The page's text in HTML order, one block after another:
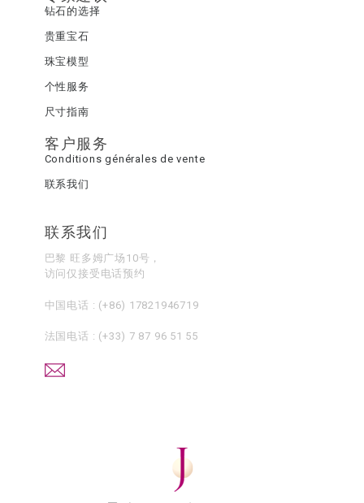
钻石的选择
贵重宝石
珠宝模型
个性服务
尺寸指南
客户服务
Conditions générales de vente
联系我们
联系我们
巴黎 旺多姆广场10号，
访问仅接受电话预约
中国电话 : (+86) 17821946719
法国电话 : (+33) 7 87 96 51 55